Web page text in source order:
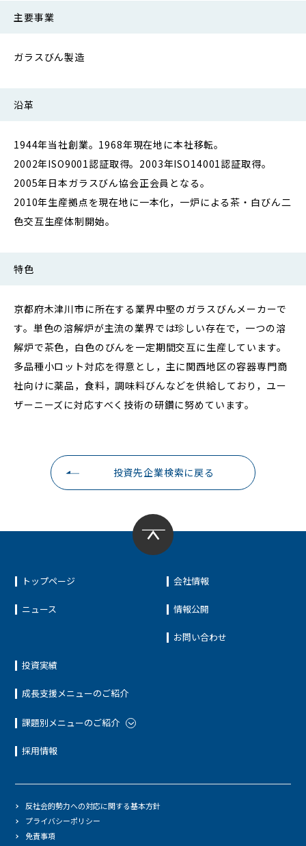
主要事業
ガラスびん製造
沿革
1944年当社創業。1968年現在地に本社移転。
2002年ISO9001認証取得。2003年ISO14001認証取得。
2005年日本ガラスびん協会正会員となる。
2010年生産拠点を現在地に一本化，一炉による茶・白びん二
色交互生産体制開始。
特色
京都府木津川市に所在する業界中堅のガラスびんメーカーで
す。単色の溶解炉が主流の業界では珍しい存在で，一つの溶
解炉で茶色，白色のびんを一定期間交互に生産しています。
多品種小ロット対応を得意とし，主に関西地区の容器専門商
社向けに薬品，食料，調味料びんなどを供給しており，ユー
ザーニーズに対応すべく技術の研鑽に努めています。
投資先企業検索に戻る
トップページ
ニュース
投資実績
成長支援メニューのご紹介
課題別メニューのご紹介
採用情報
会社情報
情報公開
お問い合わせ
反社会的勢力への対応に関する基本方針
プライバシーポリシー
免責事項